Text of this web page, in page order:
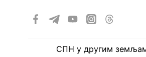
СПН у другим